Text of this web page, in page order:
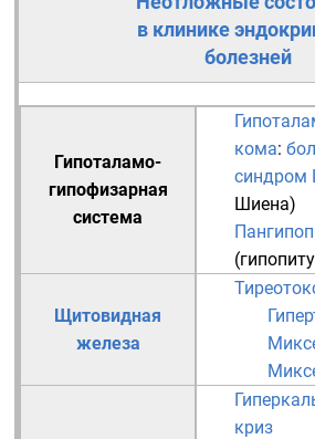
в клинике
болезней
Гипоталамо-
гипофизарная
система
кома:
синдром
Шиена)
Щитовидная
железа
криз